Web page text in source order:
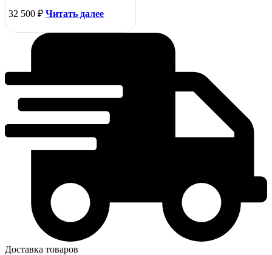
32 500 ₽ Читать далее
Доставка товаров